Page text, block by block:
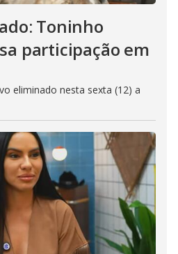
Toninho
participação em
eliminado nesta sexta (12) a